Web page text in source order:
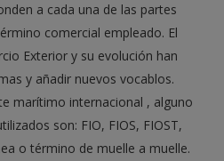
a cada una de las partes
comercial empleado. El
Exterior y su evolución han
y añadir nuevos vocablos.
marítimo internacional , alguno
son: FIO, FIOS, FIOST,
o término de muelle a muelle.